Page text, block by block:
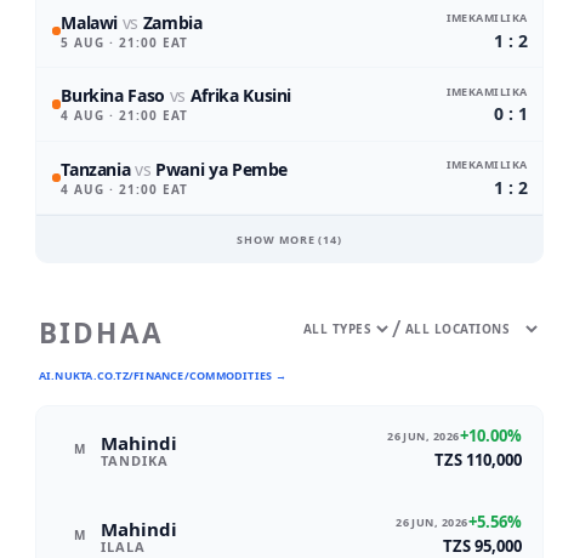
Malawi vs Zambia
5 AUG · 21:00 EAT
IMEKAMILIKA
1 : 2
Burkina Faso vs Afrika Kusini
4 AUG · 21:00 EAT
IMEKAMILIKA
0 : 1
Tanzaniavs Pwani ya Pembe
4 AUG · 21:00 EAT
IMEKAMILIKA
1 : 2
SHOW MORE (14)
BIDHAA
AI.NUKTA.CO.TZ/FINANCE/COMMODITIES →
/
M Mahindi
TANDIKA
26 JUN, 2026+10.00%
TZS 110,000
M Mahindi
ILALA
26 JUN, 2026+5.56%
TZS 95,000